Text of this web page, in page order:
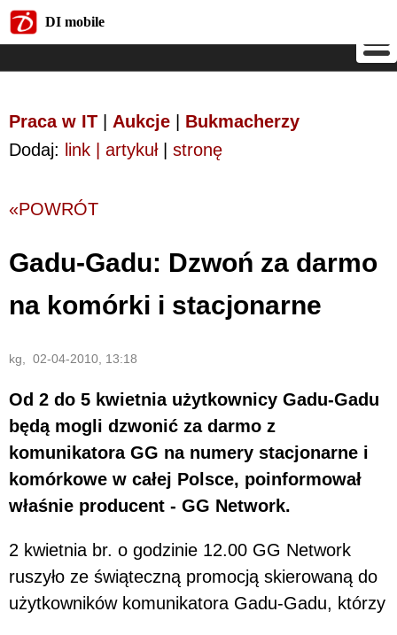
DI mobile
Praca w IT Aukcje
Bukmacherzy
Dodaj: link | artykuł| stronę
«POWRÓT
Gadu-Gadu: Dzwoń za darmo
na komórki i stacjonarne
kg, 02-04-2010, 13:18
Od 2 do 5 kwietnia użytkownicy Gadu-Gadu
będą mogli dzwonić za darmo z
komunikatora GG na numery stacjonarne i
komórkowe w całej Polsce, poinformował
właśnie producent - GG Network.
2 kwietnia br. o godzinie 12.00 GG Network
ruszyło ze świąteczną promocją skierowaną do
użytkowników komunikatora Gadu-Gadu, którzy
DI mobile